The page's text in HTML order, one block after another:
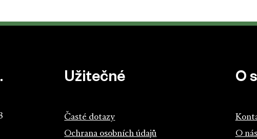
Užitečné
Časté dotazy
Ochrana osobních údajů
O
O nás